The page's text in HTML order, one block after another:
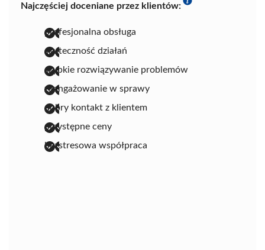
Najczęściej doceniane przez klientów:
profesjonalna obsługa
skuteczność działań
szybkie rozwiązywanie problemów
zaangażowanie w sprawy
dobry kontakt z klientem
przystępne ceny
bezstresowa współpraca